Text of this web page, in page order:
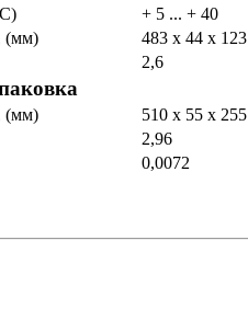
+ 5 ... + 40
(мм)
483 х 44 х 123
2,6
(мм)
510 х 55 х 255
2,96
0,0072